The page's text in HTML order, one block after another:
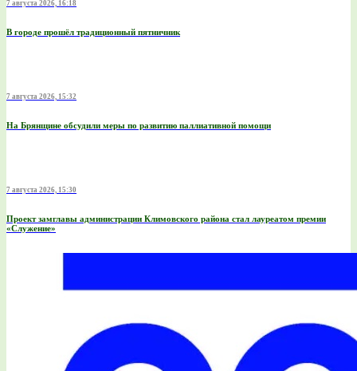
7 августа 2026, 16:18
В городе прошёл традиционный пятничник
7 августа 2026, 15:32
На Брянщине обсудили меры по развитию паллиативной помощи
7 августа 2026, 15:30
Проект замглавы администрации Климовского района стал лауреатом премии
«Служение»